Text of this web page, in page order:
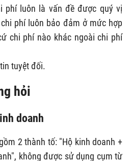
phí luôn là vấn đề được quý vị
phí luôn bảo đảm ở mức hợp
chi phí nào khác ngoài chi phí
tuyệt đối.
hỏi
doanh
2 thành tố: "Hộ kinh doanh +
không được sử dụng cụm từ